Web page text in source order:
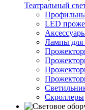
Театральный
LED
Лампы для
Скроллеры